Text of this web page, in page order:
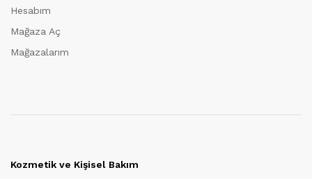
Hesabım
Mağaza Aç
Mağazalarım
Kozmetik ve Kişisel Bakım